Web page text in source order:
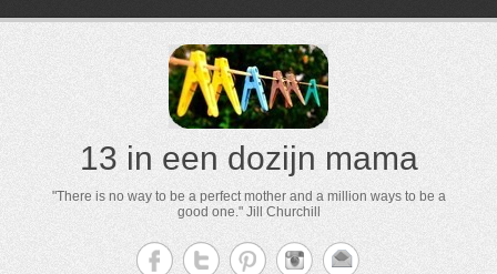
13 in een dozijn mama
"There is no way to be a perfect mother and a million ways to be a
good one." Jill Churchill